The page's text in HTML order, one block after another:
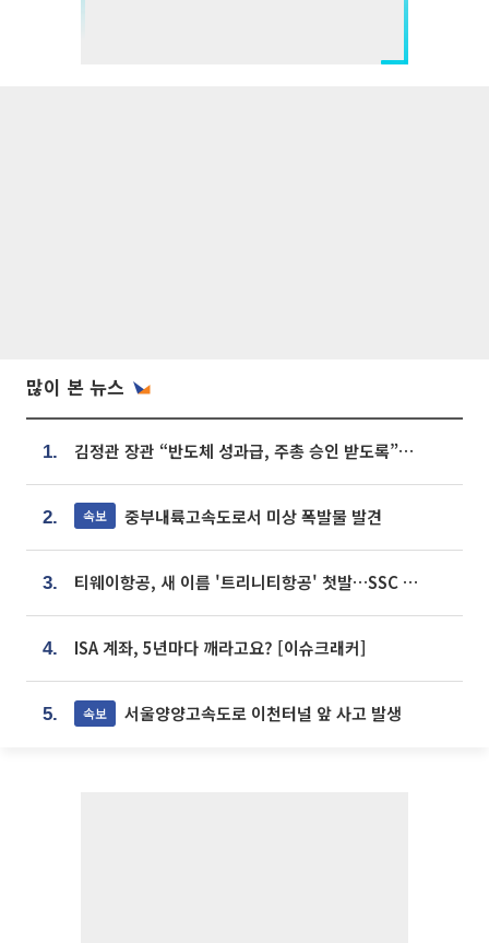
많이 본 뉴스
1. 김정관 장관 “반도체 성과급, 주총 승인 받도록”…상법·자본시장법 개정 시사
2. 속보 중부내륙고속도로서 미상 폭발물 발견
3. 티웨이항공, 새 이름 '트리니티항공' 첫발…SSC 전략 본격화
4. ISA 계좌, 5년마다 깨라고요? [이슈크래커]
5. 속보 서울양양고속도로 이천터널 앞 사고 발생